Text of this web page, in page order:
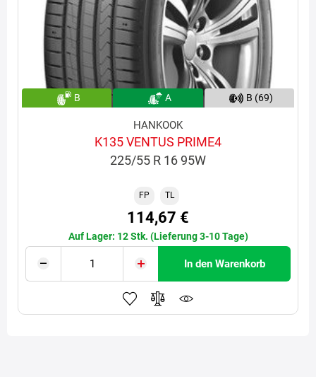
B A B (69)
HANKOOK
K135 VENTUS PRIME4
225/55 R 16 95W
FP TL
114,67 €
Auf Lager: 12 Stk. (Lieferung 3-10 Tage)
In den Warenkorb